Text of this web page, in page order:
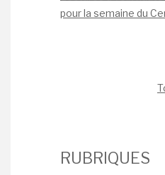
pour la semaine du
RUBRIQUES